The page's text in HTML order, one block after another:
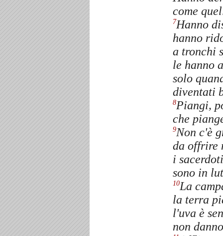
come
7Hanno
hanno
a tronchi
le hanno
solo
diventati
8Piangi,
che
9Non c'è
da offrire
i
sono in
10La
la terra
l'uva è
non